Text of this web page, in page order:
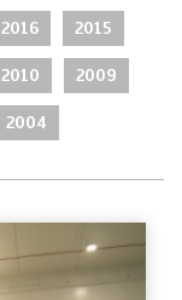
2016 2015
2010 2009
2004